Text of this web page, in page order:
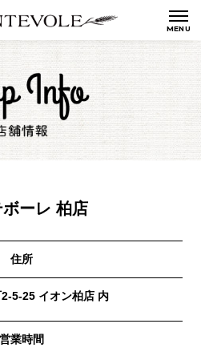
ボーレ 柏店
住所
5-25 イオン柏店 内
営業時間